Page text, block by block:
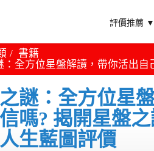
評價推薦 ▼
書籍
：全方位星盤解讀，帶你活出
謎：全方位星
嗎? 揭開星盤
生藍圖評價